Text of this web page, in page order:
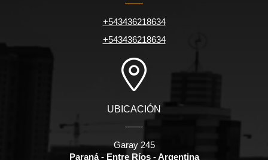
+543436218634
+543436218634
UBICACIÓN
Garay 245
Paraná - Entre Ríos - Argentina